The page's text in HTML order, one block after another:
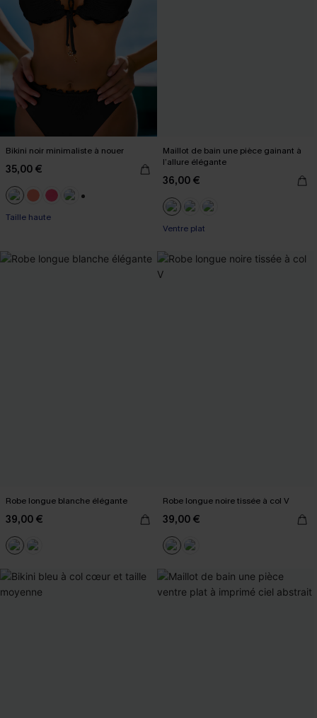
Bikini noir minimaliste à nouer
35,00 €
Taille haute
Maillot de bain une pièce gainant à
l’allure élégante
36,00 €
Ventre plat
Robe longue blanche élégante
39,00 €
Robe longue noire tissée à col V
39,00 €